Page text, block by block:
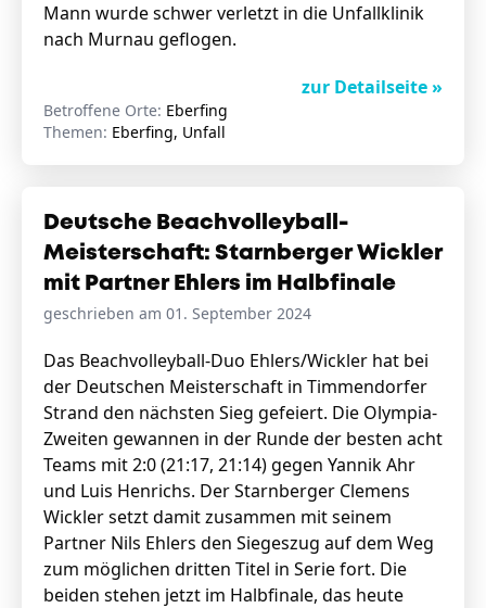
Mann wurde schwer verletzt in die Unfallklinik
nach Murnau geflogen.
zur Detailseite »
Betroffene Orte: Eberfing
Themen: Eberfing, Unfall
Deutsche Beachvolleyball-
Meisterschaft: Starnberger Wickler
mit Partner Ehlers im Halbfinale
geschrieben am 01. September 2024
Das Beachvolleyball-Duo Ehlers/Wickler hat bei
der Deutschen Meisterschaft in Timmendorfer
Strand den nächsten Sieg gefeiert. Die Olympia-
Zweiten gewannen in der Runde der besten acht
Teams mit 2:0 (21:17, 21:14) gegen Yannik Ahr
und Luis Henrichs. Der Starnberger Clemens
Wickler setzt damit zusammen mit seinem
Partner Nils Ehlers den Siegeszug auf dem Weg
zum möglichen dritten Titel in Serie fort. Die
beiden stehen jetzt im Halbfinale, das heute